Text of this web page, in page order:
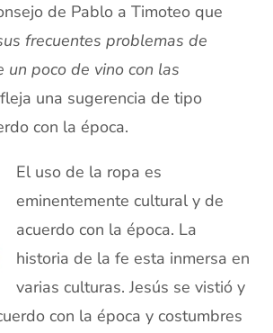
de Pablo a Timoteo que
frecuentes problemas de
un poco de vino con las
una sugerencia de tipo
con la época.
El uso de la ropa es
eminentemente cultural y de
acuerdo con la época. La
historia de la fe esta inmersa en
varias culturas. Jesús se vistió y
con la época y costumbres